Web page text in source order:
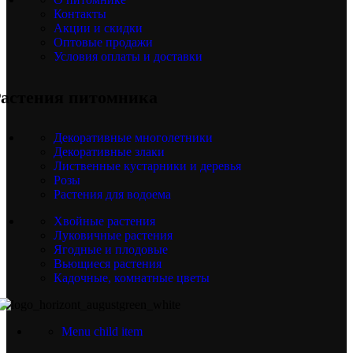
Контакты
Акции и скидки
Оптовые продажи
Условия оплаты и доставки
питомника
Декоративные многолетники
Декоративные злаки
Лиственные кустарники и деревья
Розы
Растения для водоема
Хвойные растения
Луковичные растения
Ягодные и плодовые
Вьющиеся растения
Кадочные, комнатные цветы
Menu child item